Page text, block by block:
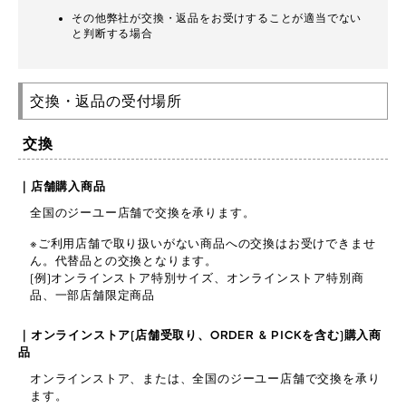
その他弊社が交換・返品をお受けすることが適当でない
と判断する場合
交換・返品の受付場所
交換
｜店舗購入商品
全国のジーユー店舗で交換を承ります。
※ご利用店舗で取り扱いがない商品への交換はお受けできませ
ん。代替品との交換となります。
(例)オンラインストア特別サイズ、オンラインストア特別商
品、一部店舗限定商品
｜オンラインストア(店舗受取り、ORDER & PICKを含む)購入商
品
オンラインストア、または、全国のジーユー店舗で交換を承り
ます。